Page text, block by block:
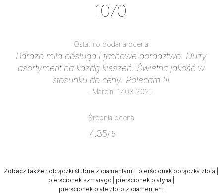
1070
Ostatnio dodana ocena
Bardzo miła obsługa i fachowe doradztwo. Duży
asortyment na każdą kieszeń. Świetna jakość w
stosunku do ceny. Polecam !!!
- Marcin, 17.03.2021
Średnia ocena
4.35/ 5
Zobacz także : obrączki ślubne z diamentami pierścionek obrączka złota
pierścionek szmaragd
pierścionek platyna
pierścionek białe złoto z diamentem